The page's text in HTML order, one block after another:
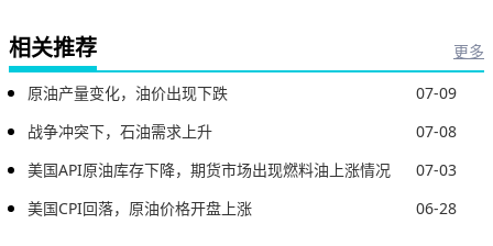
相关推荐
更多
原油产量变化，油价出现下跌
07-09
战争冲突下，石油需求上升
07-08
美国API原油库存下降，期货市场出现燃料油上涨情况
07-03
美国CPI回落，原油价格开盘上涨
06-28